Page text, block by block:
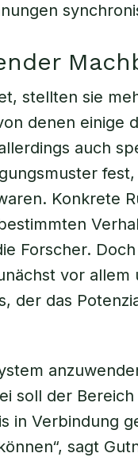
stellten sie
denen einige
auch
Konkrete
Forscher.
vor allem
der das
soll der
in Verbindung
sagt